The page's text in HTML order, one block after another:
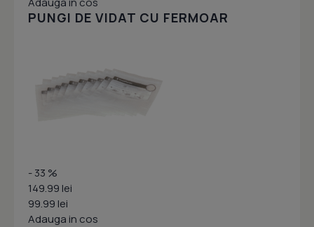
PUNGI DE VIDAT CU FERMOAR
- 33 %
149.99 lei
99.99 lei
Adauga in cos